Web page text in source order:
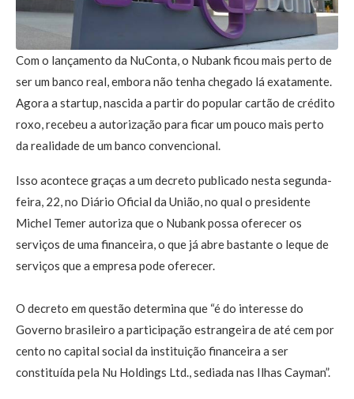
Com o lançamento da NuConta, o Nubank ficou mais perto de
ser um banco real, embora não tenha chegado lá exatamente.
Agora a startup, nascida a partir do popular cartão de crédito
roxo, recebeu a autorização para ficar um pouco mais perto
da realidade de um banco convencional.
Isso acontece graças a um decreto publicado nesta segunda-
feira, 22, no Diário Oficial da União, no qual o presidente
Michel Temer autoriza que o Nubank possa oferecer os
serviços de uma financeira, o que já abre bastante o leque de
serviços que a empresa pode oferecer.
O decreto em questão determina que “é do interesse do
Governo brasileiro a participação estrangeira de até cem por
cento no capital social da instituição financeira a ser
constituída pela Nu Holdings Ltd., sediada nas Ilhas Cayman”.